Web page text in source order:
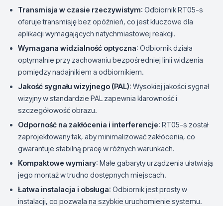
Transmisja w czasie rzeczywistym: Odbiornik RT05-s
oferuje transmisję bez opóźnień, co jest kluczowe dla
aplikacji wymagających natychmiastowej reakcji.
Wymagana widzialność optyczna: Odbiornik działa
optymalnie przy zachowaniu bezpośredniej linii widzenia
pomiędzy nadajnikiem a odbiornikiem.
Jakość sygnału wizyjnego (PAL): Wysokiej jakości sygnał
wizyjny w standardzie PAL zapewnia klarowność i
szczegółowość obrazu.
Odporność na zakłócenia i interferencje: RT05-s został
zaprojektowany tak, aby minimalizować zakłócenia, co
gwarantuje stabilną pracę w różnych warunkach.
Kompaktowe wymiary: Małe gabaryty urządzenia ułatwiają
jego montaż w trudno dostępnych miejscach.
Łatwa instalacja i obsługa: Odbiornik jest prosty w
instalacji, co pozwala na szybkie uruchomienie systemu.